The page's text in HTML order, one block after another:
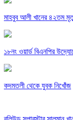
মাহবুব আলী খানের ৪২তম
১৮নং ওয়ার্ড বিএনপির
কদমতলী থেকে যুবক নিখোঁজ